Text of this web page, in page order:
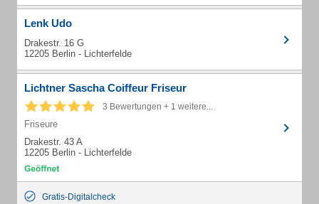
Lenk Udo
Drakestr. 16 G
12205 Berlin - Lichterfelde
Lichtner Sascha Coiffeur Friseur
3 Bewertungen + 1 weitere...
Friseure
Drakestr. 43 A
12205 Berlin - Lichterfelde
Gratis-Digitalcheck